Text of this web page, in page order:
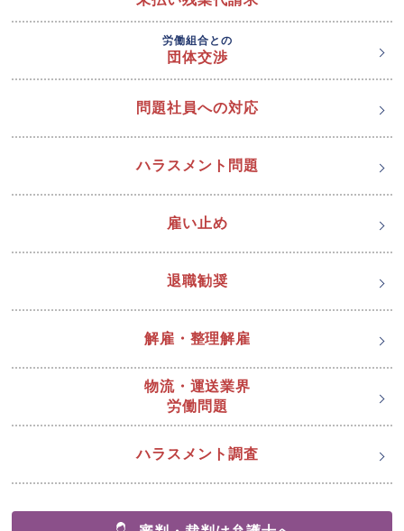
労働組合との
団体交渉
問題社員への対応
ハラスメント問題
雇い止め
退職勧奨
解雇・整理解雇
物流・運送業界
労働問題
ハラスメント調査